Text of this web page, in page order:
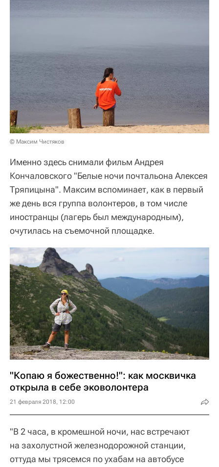
© Максим Чистяков
Именно здесь снимали фильм Андрея
Кончаловского "Белые ночи почтальона Алексея
Тряпицына". Максим вспоминает, как в первый
же день вся группа волонтеров, в том числе
иностранцы (лагерь был международным),
очутилась на съемочной площадке.
"Копаю я божественно!": как москвичка
открыла в себе эковолонтера
21 февраля 2018, 12:00
"В 2 часа, в кромешной ночи, нас встречают
на захолустной железнодорожной станции,
оттуда мы трясемся по ухабам на автобусе